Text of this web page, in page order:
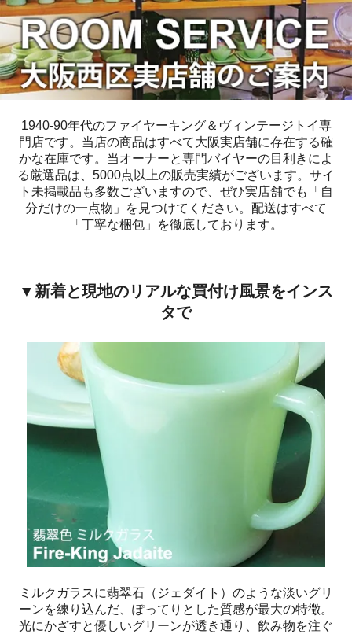
1940-90年代のファイヤーキング＆ヴィンテージトイ専
門店です。当店の商品はすべて大阪実店舗に存在する確
かな在庫です。当オーナーと専門バイヤーの目利きによ
る厳選品は、5000点以上の販売実績がございます。サイ
ト未掲載品も多数ございますので、ぜひ実店舗でも「自
分だけの一点物」を見つけてください。配送はすべて
「丁寧な梱包」を徹底しております。
▼新着と現地のリアルな買付け風景をインス
タで
ミルクガラスに翡翠石（ジェダイト）のような淡いグリ
ーンを練り込んだ、ぽってりとした質感が最大の特徴。
光にかざすと優しいグリーンが透き通り、飲み物を注ぐ